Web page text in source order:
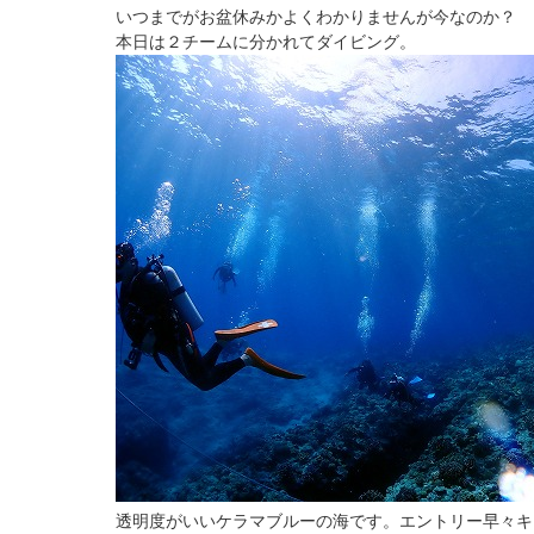
いつまでがお盆休みかよくわかりませんが今なのか？
本日は２チームに分かれてダイビング。
透明度がいいケラマブルーの海です。エントリー早々